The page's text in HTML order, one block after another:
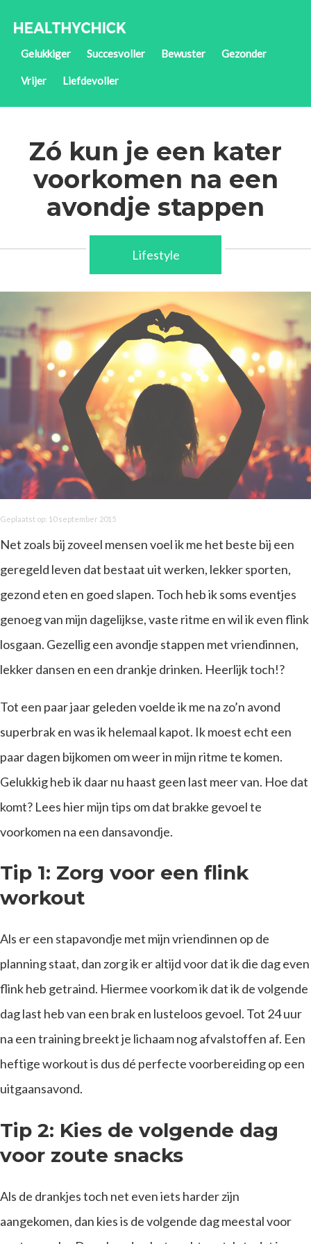
Gelukkiger Succesvoller Bewuster Gezonder
Vrijer Liefdevoller
Zó kun je een kater
voorkomen na een
avondje stappen
Lifestyle
Geplaatst op: 10 september 2015
Net zoals bij zoveel mensen voel ik me het beste bij een
geregeld leven dat bestaat uit werken, lekker sporten,
gezond eten en goed slapen. Toch heb ik soms eventjes
genoeg van mijn dagelijkse, vaste ritme en wil ik even flink
losgaan. Gezellig een avondje stappen met vriendinnen,
lekker dansen en een drankje drinken. Heerlijk toch!?
Tot een paar jaar geleden voelde ik me na zo’n avond
superbrak en was ik helemaal kapot. Ik moest echt een
paar dagen bijkomen om weer in mijn ritme te komen.
Gelukkig heb ik daar nu haast geen last meer van. Hoe dat
komt? Lees hier mijn tips om dat brakke gevoel te
voorkomen na een dansavondje.
Tip 1: Zorg voor een flink
workout
Als er een stapavondje met mijn vriendinnen op de
planning staat, dan zorg ik er altijd voor dat ik die dag even
flink heb getraind. Hiermee voorkom ik dat ik de volgende
dag last heb van een brak en lusteloos gevoel. Tot 24 uur
na een training breekt je lichaam nog afvalstoffen af. Een
heftige workout is dus dé perfecte voorbereiding op een
uitgaansavond.
Tip 2: Kies de volgende dag
voor zoute snacks
Als de drankjes toch net even iets harder zijn
aangekomen, dan kies is de volgende dag meestal voor